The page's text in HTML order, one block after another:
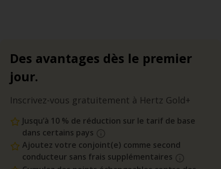
Des avantages dès le premier
jour.
Inscrivez-vous gratuitement à Hertz Gold+
Jusqu’à 10 % de réduction sur le tarif de base
dans certains pays
Ajoutez votre conjoint(e) comme second
conducteur sans frais supplémentaires